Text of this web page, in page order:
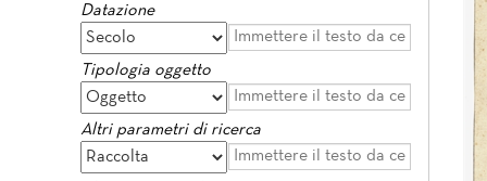
Datazione
Tipologia oggetto
Altri parametri di ricerca